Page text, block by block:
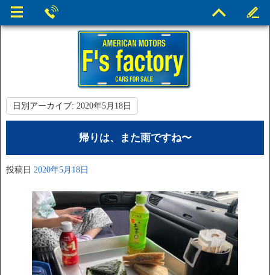
日別アーカイブ: 2020年5月18日
帰りは、また雨ですね〜
投稿日 2020年5月18日